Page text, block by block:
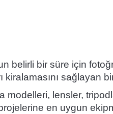
belirli bir süre için
sağlayan
lensler,
en uygun